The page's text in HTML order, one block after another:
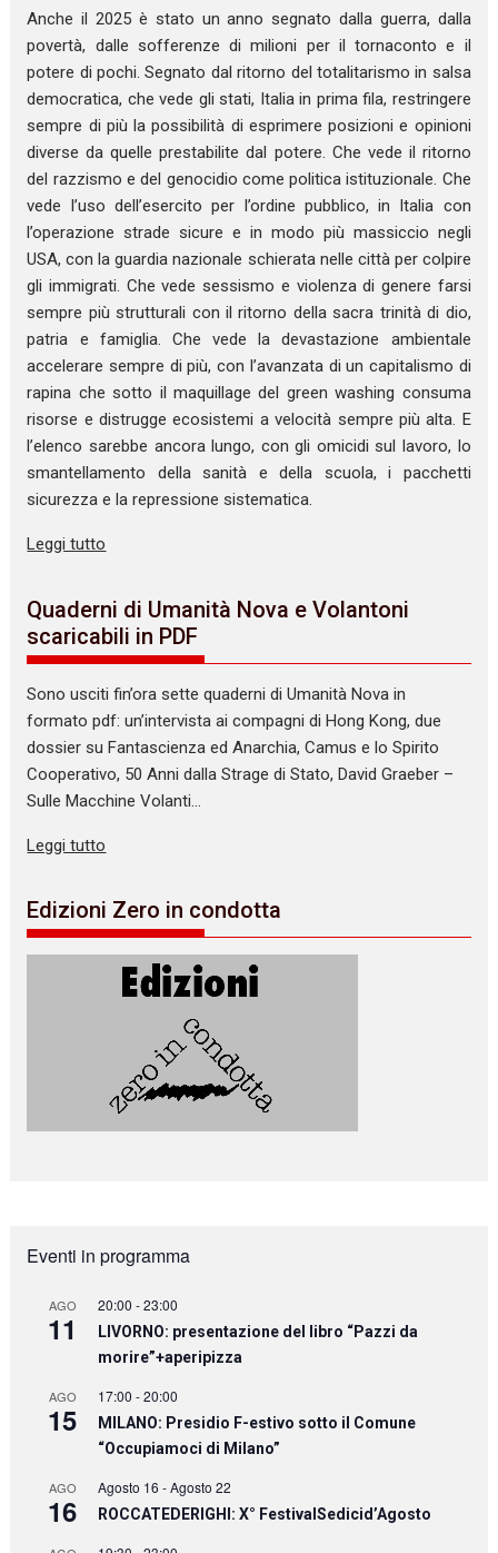
Anche il 2025 è stato un anno segnato dalla guerra, dalla
povertà, dalle sofferenze di milioni per il tornaconto e il
potere di pochi. Segnato dal ritorno del totalitarismo in salsa
democratica, che vede gli stati, Italia in prima fila, restringere
sempre di più la possibilità di esprimere posizioni e opinioni
diverse da quelle prestabilite dal potere. Che vede il ritorno
del razzismo e del genocidio come politica istituzionale. Che
vede l’uso dell’esercito per l’ordine pubblico, in Italia con
l’operazione strade sicure e in modo più massiccio negli
USA, con la guardia nazionale schierata nelle città per colpire
gli immigrati. Che vede sessismo e violenza di genere farsi
sempre più strutturali con il ritorno della sacra trinità di dio,
patria e famiglia. Che vede la devastazione ambientale
accelerare sempre di più, con l’avanzata di un capitalismo di
rapina che sotto il maquillage del green washing consuma
risorse e distrugge ecosistemi a velocità sempre più alta. E
l’elenco sarebbe ancora lungo, con gli omicidi sul lavoro, lo
smantellamento della sanità e della scuola, i pacchetti
sicurezza e la repressione sistematica.
Leggi tutto
Quaderni di Umanità Nova e Volantoni
scaricabili in PDF
Sono usciti fin’ora sette quaderni di Umanità Nova in
formato pdf: un’intervista ai compagni di Hong Kong, due
dossier su Fantascienza ed Anarchia, Camus e lo Spirito
Cooperativo, 50 Anni dalla Strage di Stato, David Graeber –
Sulle Macchine Volanti…
Leggi tutto
Edizioni Zero in condotta
Eventi in programma
AGO
11
20:00 -23:00
LIVORNO: presentazione del libro “Pazzi da
morire”+aperipizza
AGO
15
17:00 -20:00
MILANO: Presidio F-estivo sotto il Comune
“Occupiamoci di Milano”
AGO
16
Agosto 16 -Agosto 22
ROCCATEDERIGHI: X° FestivalSedicid’Agosto